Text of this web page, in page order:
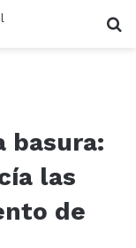
basura:
las
de